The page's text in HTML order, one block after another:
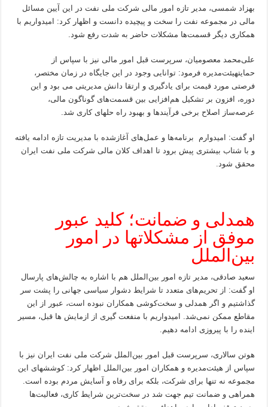
بهزاد شمسی، مدیر تازه امور مالی شرکت ملی نفت در این آیین مسائل
مالی در مجموعه نفت را سخت و پیچیده دانست و اظهار کرد: امیدواریم با
همکاری دیگر قسمت‌ها مشکلات حاضر به شدت رفع شود.
علی‌محمد معصومیان، سرپرست قبل امور مالی نیز با سپاس از
حمایتهیئت‌مدیره فرمود: توانایی وجود در این جایگاه در زمان مختصر،
فرصتی مورد قیمت برای یادگیری و ارتقا دانش مدیریتی می بود و این
دوره، افزون بر تشکیل هم‌افزایی بین قسمت‌های گوناگون مالی،
عرصه‌ساز اصلاح برخی فرآیندها و بهبود راه حلهای کاری شد.
او گفت:‌ امیدوارم برنامه‌ها و عمل‌های آغازشده با مدیریت تازه ادامه یافته
و با شتاب بیشتری پیش برود تا اهداف کلان مالی شرکت ملی نفت ایران
محقق شود.
همدلی و ضمانت؛ کلید عبور
موفق از مشکلاتها در امور
بین‌الملل
سعید صادقی، مدیر تازه امور بین‌الملل هم با اشاره به چالش‌های پارسال
او گفت: از تحریم‌های متعدد تا شرایط دشوار سیاسی جهانی را پشت سر
گذاشتیم و اگر همدلی و سخت‌کوشی همکاران نبوده است، عبور از این
مقاطع ممکن نمی‌شد. امیدواریم با منفعت گیری از ازمایش ها قبل، مسیر
اینده را با پیروزی ادامه دهیم.
هوتن سالاری، سرپرست قبل امور بین‌الملل شرکت ملی نفت ایران نیز با
سپاس از هیئت‌مدیره و همکاران امور بین‌الملل اظهار کرد: کوششهای این
مجموعه نه تنها برای شرکت، بلکه برای رفاه و آسایش مردم بوده است.
همراهی و ضمانت تیم جهت شد در سخت‌ترین شرایط کاری، فعالیت‌ها